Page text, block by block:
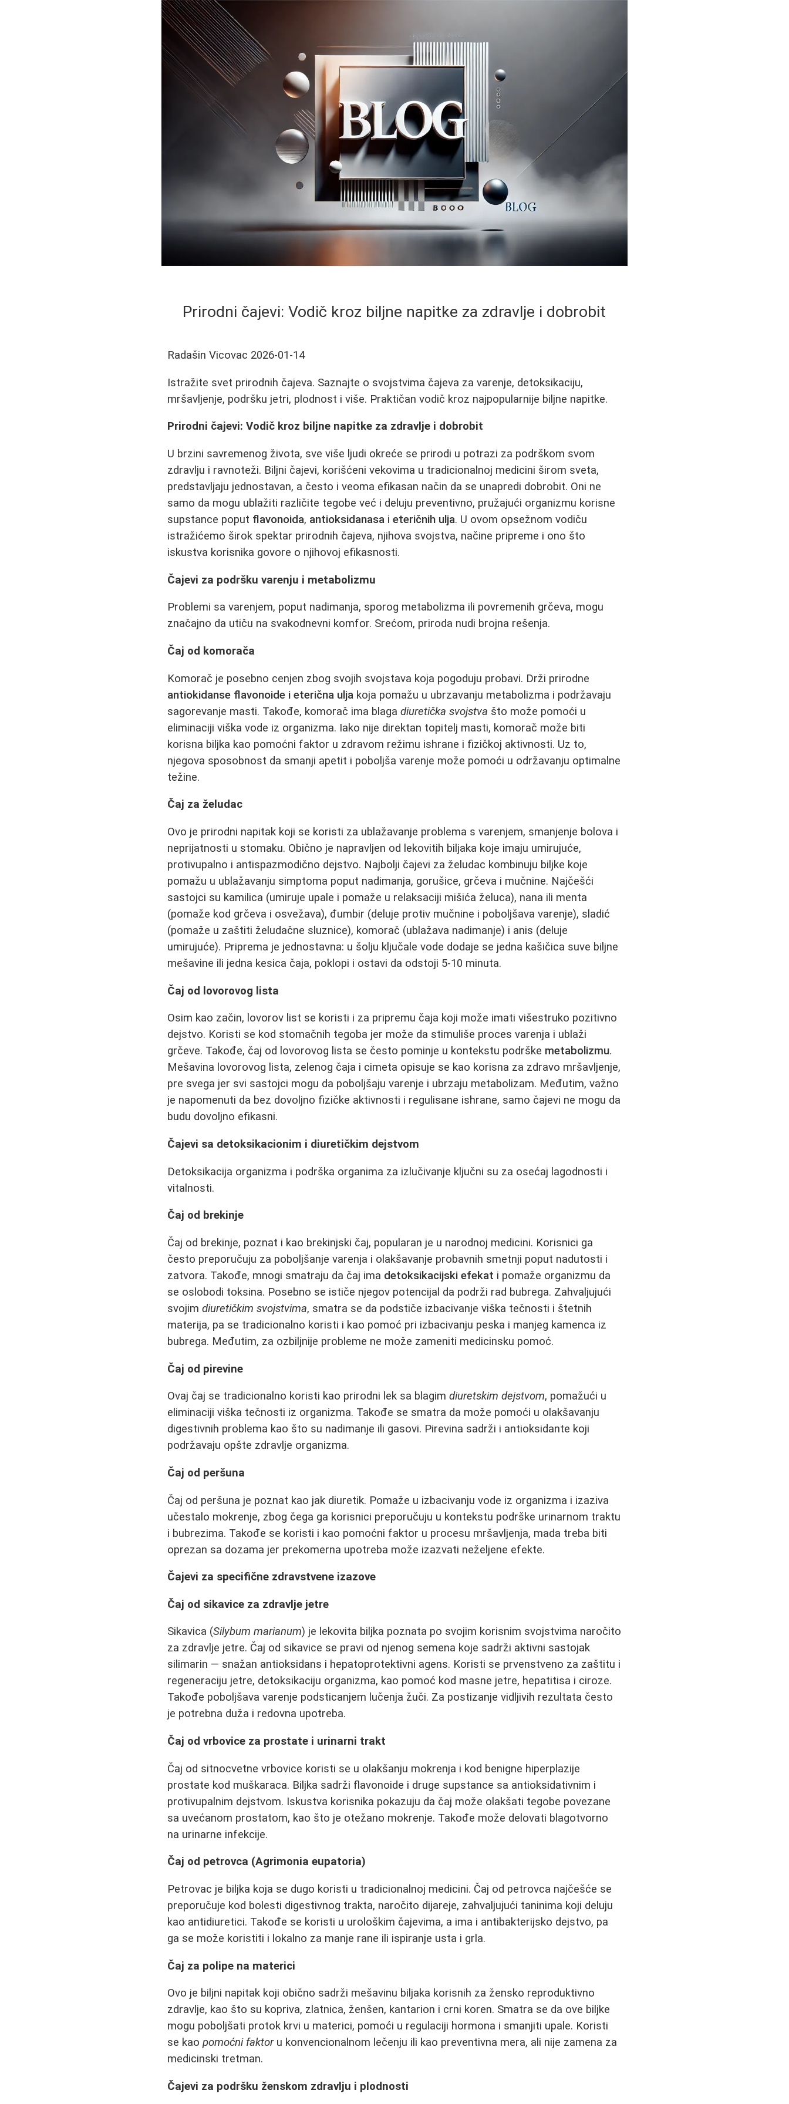
Prirodni čajevi: Vodič kroz biljne napitke za zdravlje i dobrobit
Radašin Vicovac 2026-01-14
Istražite svet prirodnih čajeva. Saznajte o svojstvima čajeva za varenje, detoksikaciju,
mršavljenje, podršku jetri, plodnost i više. Praktičan vodič kroz najpopularnije biljne napitke.
Prirodni čajevi: Vodič kroz biljne napitke za zdravlje i dobrobit
U brzini savremenog života, sve više ljudi okreće se prirodi u potrazi za podrškom svom
zdravlju i ravnoteži. Biljni čajevi, korišćeni vekovima u tradicionalnoj medicini širom sveta,
predstavljaju jednostavan, a često i veoma efikasan način da se unapredi dobrobit. Oni ne
samo da mogu ublažiti različite tegobe već i deluju preventivno, pružajući organizmu korisne
supstance poput flavonoida, antioksidanasa ieteričnih ulja. U ovom opsežnom vodiču
istražićemo širok spektar prirodnih čajeva, njihova svojstva, načine pripreme i ono što
iskustva korisnika govore o njihovoj efikasnosti.
Čajevi za podršku varenju i metabolizmu
Problemi sa varenjem, poput nadimanja, sporog metabolizma ili povremenih grčeva, mogu
značajno da utiču na svakodnevni komfor. Srećom, priroda nudi brojna rešenja.
Čaj od komorača
Komorač je posebno cenjen zbog svojih svojstava koja pogoduju probavi. Drži prirodne
antiokidanse flavonoide i eterična ulja koja pomažu u ubrzavanju metabolizma i podržavaju
sagorevanje masti. Takođe, komorač ima blagadiuretička svojstva što može pomoći u
eliminaciji viška vode iz organizma. Iako nije direktan topitelj masti, komorač može biti
korisna biljka kao pomoćni faktor u zdravom režimu ishrane i fizičkoj aktivnosti. Uz to,
njegova sposobnost da smanji apetit i poboljša varenje može pomoći u održavanju optimalne
težine.
Čaj za želudac
Ovo je prirodni napitak koji se koristi za ublažavanje problema s varenjem, smanjenje bolova i
neprijatnosti u stomaku. Obično je napravljen od lekovitih biljaka koje imaju umirujuće,
protivupalno i antispazmodično dejstvo. Najbolji čajevi za želudac kombinuju biljke koje
pomažu u ublažavanju simptoma poput nadimanja, gorušice, grčeva i mučnine. Najčešći
sastojci su kamilica (umiruje upale i pomaže u relaksaciji mišića želuca), nana ili menta
(pomaže kod grčeva i osvežava), đumbir (deluje protiv mučnine i poboljšava varenje), sladić
(pomaže u zaštiti želudačne sluznice), komorač (ublažava nadimanje) i anis (deluje
umirujuće). Priprema je jednostavna: u šolju ključale vode dodaje se jedna kašičica suve biljne
mešavine ili jedna kesica čaja, poklopi i ostavi da odstoji 5-10 minuta.
Čaj od lovorovog lista
Osim kao začin, lovorov list se koristi i za pripremu čaja koji može imati višestruko pozitivno
dejstvo. Koristi se kod stomačnih tegoba jer može da stimuliše proces varenja i ublaži
grčeve. Takođe, čaj od lovorovog lista se često pominje u kontekstu podrške metabolizmu.
Mešavina lovorovog lista, zelenog čaja i cimeta opisuje se kao korisna za zdravo mršavljenje,
pre svega jer svi sastojci mogu da poboljšaju varenje i ubrzaju metabolizam. Međutim, važno
je napomenuti da bez dovoljno fizičke aktivnosti i regulisane ishrane, samo čajevi ne mogu da
budu dovoljno efikasni.
Čajevi sa detoksikacionim i diuretičkim dejstvom
Detoksikacija organizma i podrška organima za izlučivanje ključni su za osećaj lagodnosti i
vitalnosti.
Čaj od brekinje
Čaj od brekinje, poznat i kao brekinjski čaj, popularan je u narodnoj medicini. Korisnici ga
često preporučuju za poboljšanje varenja i olakšavanje probavnih smetnji poput nadutosti i
zatvora. Takođe, mnogi smatraju da čaj ima detoksikacijski efekat i pomaže organizmu da
se oslobodi toksina. Posebno se ističe njegov potencijal da podrži rad bubrega. Zahvaljujući
svojimdiuretičkim svojstvima, smatra se da podstiče izbacivanje viška tečnosti i štetnih
materija, pa se tradicionalno koristi i kao pomoć pri izbacivanju peska i manjeg kamenca iz
bubrega. Međutim, za ozbiljnije probleme ne može zameniti medicinsku pomoć.
Čaj od pirevine
Ovaj čaj se tradicionalno koristi kao prirodni lek sa blagimdiuretskim dejstvom, pomažući u
eliminaciji viška tečnosti iz organizma. Takođe se smatra da može pomoći u olakšavanju
digestivnih problema kao što su nadimanje ili gasovi. Pirevina sadrži i antioksidante koji
podržavaju opšte zdravlje organizma.
Čaj od peršuna
Čaj od peršuna je poznat kao jak diuretik. Pomaže u izbacivanju vode iz organizma i izaziva
učestalo mokrenje, zbog čega ga korisnici preporučuju u kontekstu podrške urinarnom traktu
i bubrezima. Takođe se koristi i kao pomoćni faktor u procesu mršavljenja, mada treba biti
oprezan sa dozama jer prekomerna upotreba može izazvati neželjene efekte.
Čajevi za specifične zdravstvene izazove
Čaj od sikavice za zdravlje jetre
Sikavica (Silybum marianum) je lekovita biljka poznata po svojim korisnim svojstvima naročito
za zdravlje jetre. Čaj od sikavice se pravi od njenog semena koje sadrži aktivni sastojak
silimarin — snažan antioksidans i hepatoprotektivni agens. Koristi se prvenstveno za zaštitu i
regeneraciju jetre, detoksikaciju organizma, kao pomoć kod masne jetre, hepatitisa i ciroze.
Takođe poboljšava varenje podsticanjem lučenja žuči. Za postizanje vidljivih rezultata često
je potrebna duža i redovna upotreba.
Čaj od vrbovice za prostate i urinarni trakt
Čaj od sitnocvetne vrbovice koristi se u olakšanju mokrenja i kod benigne hiperplazije
prostate kod muškaraca. Biljka sadrži flavonoide i druge supstance sa antioksidativnim i
protivupalnim dejstvom. Iskustva korisnika pokazuju da čaj može olakšati tegobe povezane
sa uvećanom prostatom, kao što je otežano mokrenje. Takođe može delovati blagotvorno
na urinarne infekcije.
Čaj od petrovca (Agrimonia eupatoria)
Petrovac je biljka koja se dugo koristi u tradicionalnoj medicini. Čaj od petrovca najčešće se
preporučuje kod bolesti digestivnog trakta, naročito dijareje, zahvaljujući taninima koji deluju
kao antidiuretici. Takođe se koristi u urološkim čajevima, a ima i antibakterijsko dejstvo, pa
ga se može koristiti i lokalno za manje rane ili ispiranje usta i grla.
Čaj za polipe na materici
Ovo je biljni napitak koji obično sadrži mešavinu biljaka korisnih za žensko reproduktivno
zdravlje, kao što su kopriva, zlatnica, ženšen, kantarion i crni koren. Smatra se da ove biljke
mogu poboljšati protok krvi u materici, pomoći u regulaciji hormona i smanjiti upale. Koristi
se kaopomoćni faktoru konvencionalnom lečenju ili kao preventivna mera, ali nije zamena za
medicinski tretman.
Čajevi za podršku ženskom zdravlju i plodnosti